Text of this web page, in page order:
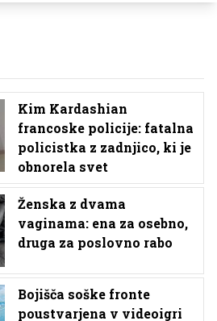
Kim Kardashian
francoske policije: fatalna
policistka z zadnjico, ki je
obnorela svet
Ženska z dvama
vaginama: ena za osebno,
druga za poslovno rabo
Bojišča soške fronte
poustvarjena v videoigri